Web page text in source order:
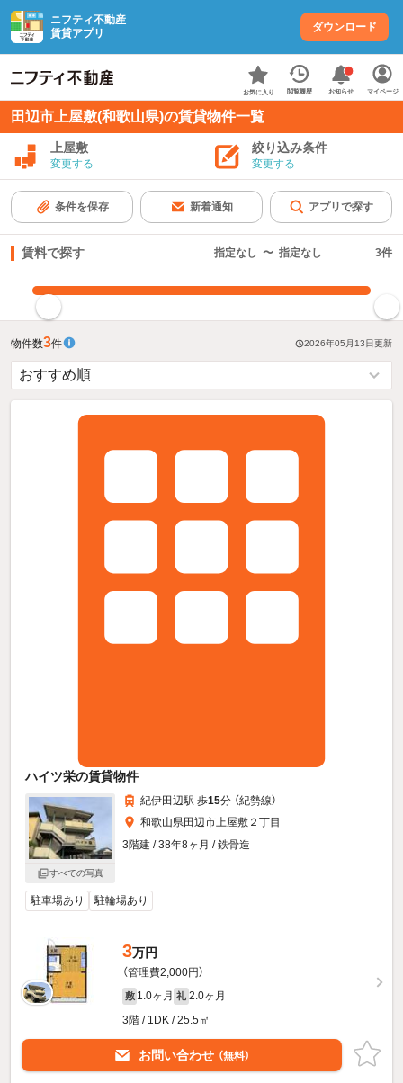
ニフティ不動産
賃貸アプリ
ダウンロード
お気に入り 閲覧履歴 お知らせ マイページ
田辺市上屋敷(和歌山県)の賃貸物件一覧
上屋敷
変更する
絞り込み条件
変更する
条件を保存 新着通知 アプリで探す
賃料で探す 指定なし 〜 指定なし 3件
物件数3件 2026年05月13日更新
ハイツ栄の賃貸物件
すべての写真
紀伊田辺駅 歩15分 （紀勢線）
和歌山県田辺市上屋敷２丁目
3階建 / 38年8ヶ月 / 鉄骨造
駐車場あり 駐輪場あり
3万円
（管理費2,000円）
敷 1.0ヶ月 礼 2.0ヶ月
3階 / 1DK / 25.5㎡
お問い合わせ （無料）